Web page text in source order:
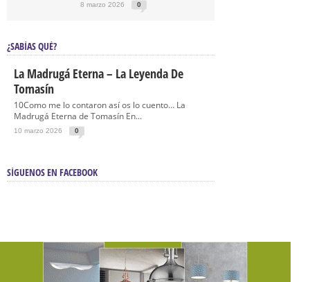
8 marzo 2026 0
¿SABÍAS QUÉ?
La Madrugá Eterna – La Leyenda De
Tomasín
10Como me lo contaron así os lo cuento… La
Madrugá Eterna de Tomasín En...
10 marzo 2026 0
SÍGUENOS EN FACEBOOK